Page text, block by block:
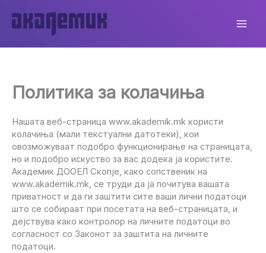
content
Политика за колачиња
Нашата веб-страница www.akademik.mk користи
колачиња (мали текстуални датотеки), кои
овозможуваат подобро функционирање на страницата,
но и подобро искуство за вас додека ја користите.
Академик ДООЕЛ Скопје, како сопственик на
www.akademik.mk, се труди да ја почитува вашата
приватност и да ги заштити сите ваши лични податоци
што се собираат при посетата на веб-страницата, и
дејствува како контролор на личните податоци во
согласност со Законот за заштита на личните
податоци.